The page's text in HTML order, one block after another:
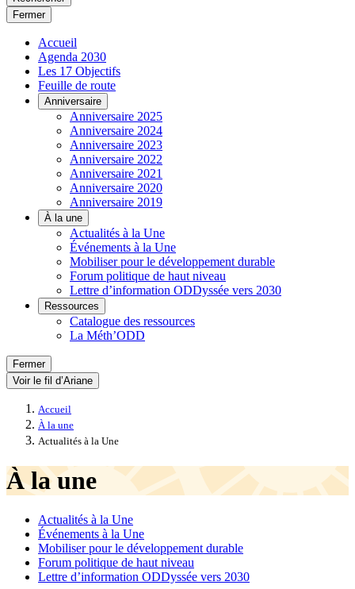
Fermer
Accueil
Agenda 2030
Les 17 Objectifs
Feuille de route
Anniversaire
Anniversaire 2025
Anniversaire 2024
Anniversaire 2023
Anniversaire 2022
Anniversaire 2021
Anniversaire 2020
Anniversaire 2019
À la une
Actualités à la Une
Événements à la Une
Mobiliser pour le développement durable
Forum politique de haut niveau
Lettre d’information ODDyssée vers 2030
Ressources
Catalogue des ressources
La Méth’ODD
Fermer
Voir le fil d’Ariane
Accueil
À la une
Actualités à la Une
À la une
Actualités à la Une
Événements à la Une
Mobiliser pour le développement durable
Forum politique de haut niveau
Lettre d’information ODDyssée vers 2030